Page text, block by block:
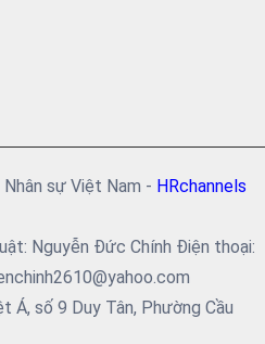
sự Việt Nam - HRchannels
Nguyễn Đức Chính Điện thoại:
Á, số 9 Duy Tân, Phường Cầu